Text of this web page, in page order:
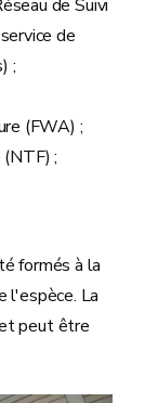
de Suivi
de
;
(FWA) ;
;
formés à la
l'espèce. La
peut être